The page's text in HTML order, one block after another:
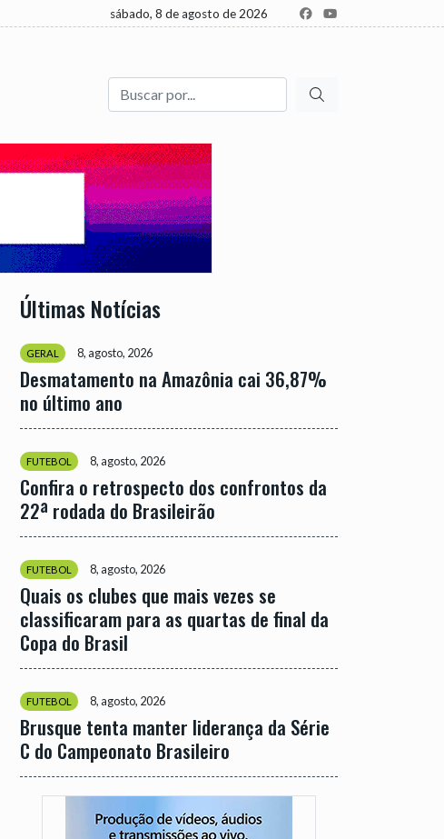
sábado, 8 de agosto de 2026
Buscar
Últimas Notícias
GERAL 8, agosto, 2026
Desmatamento na Amazônia cai 36,87%
no último ano
FUTEBOL 8, agosto, 2026
Confira o retrospecto dos confrontos da
22ª rodada do Brasileirão
FUTEBOL 8, agosto, 2026
Quais os clubes que mais vezes se
classificaram para as quartas de final da
Copa do Brasil
FUTEBOL 8, agosto, 2026
Brusque tenta manter liderança da Série
C do Campeonato Brasileiro